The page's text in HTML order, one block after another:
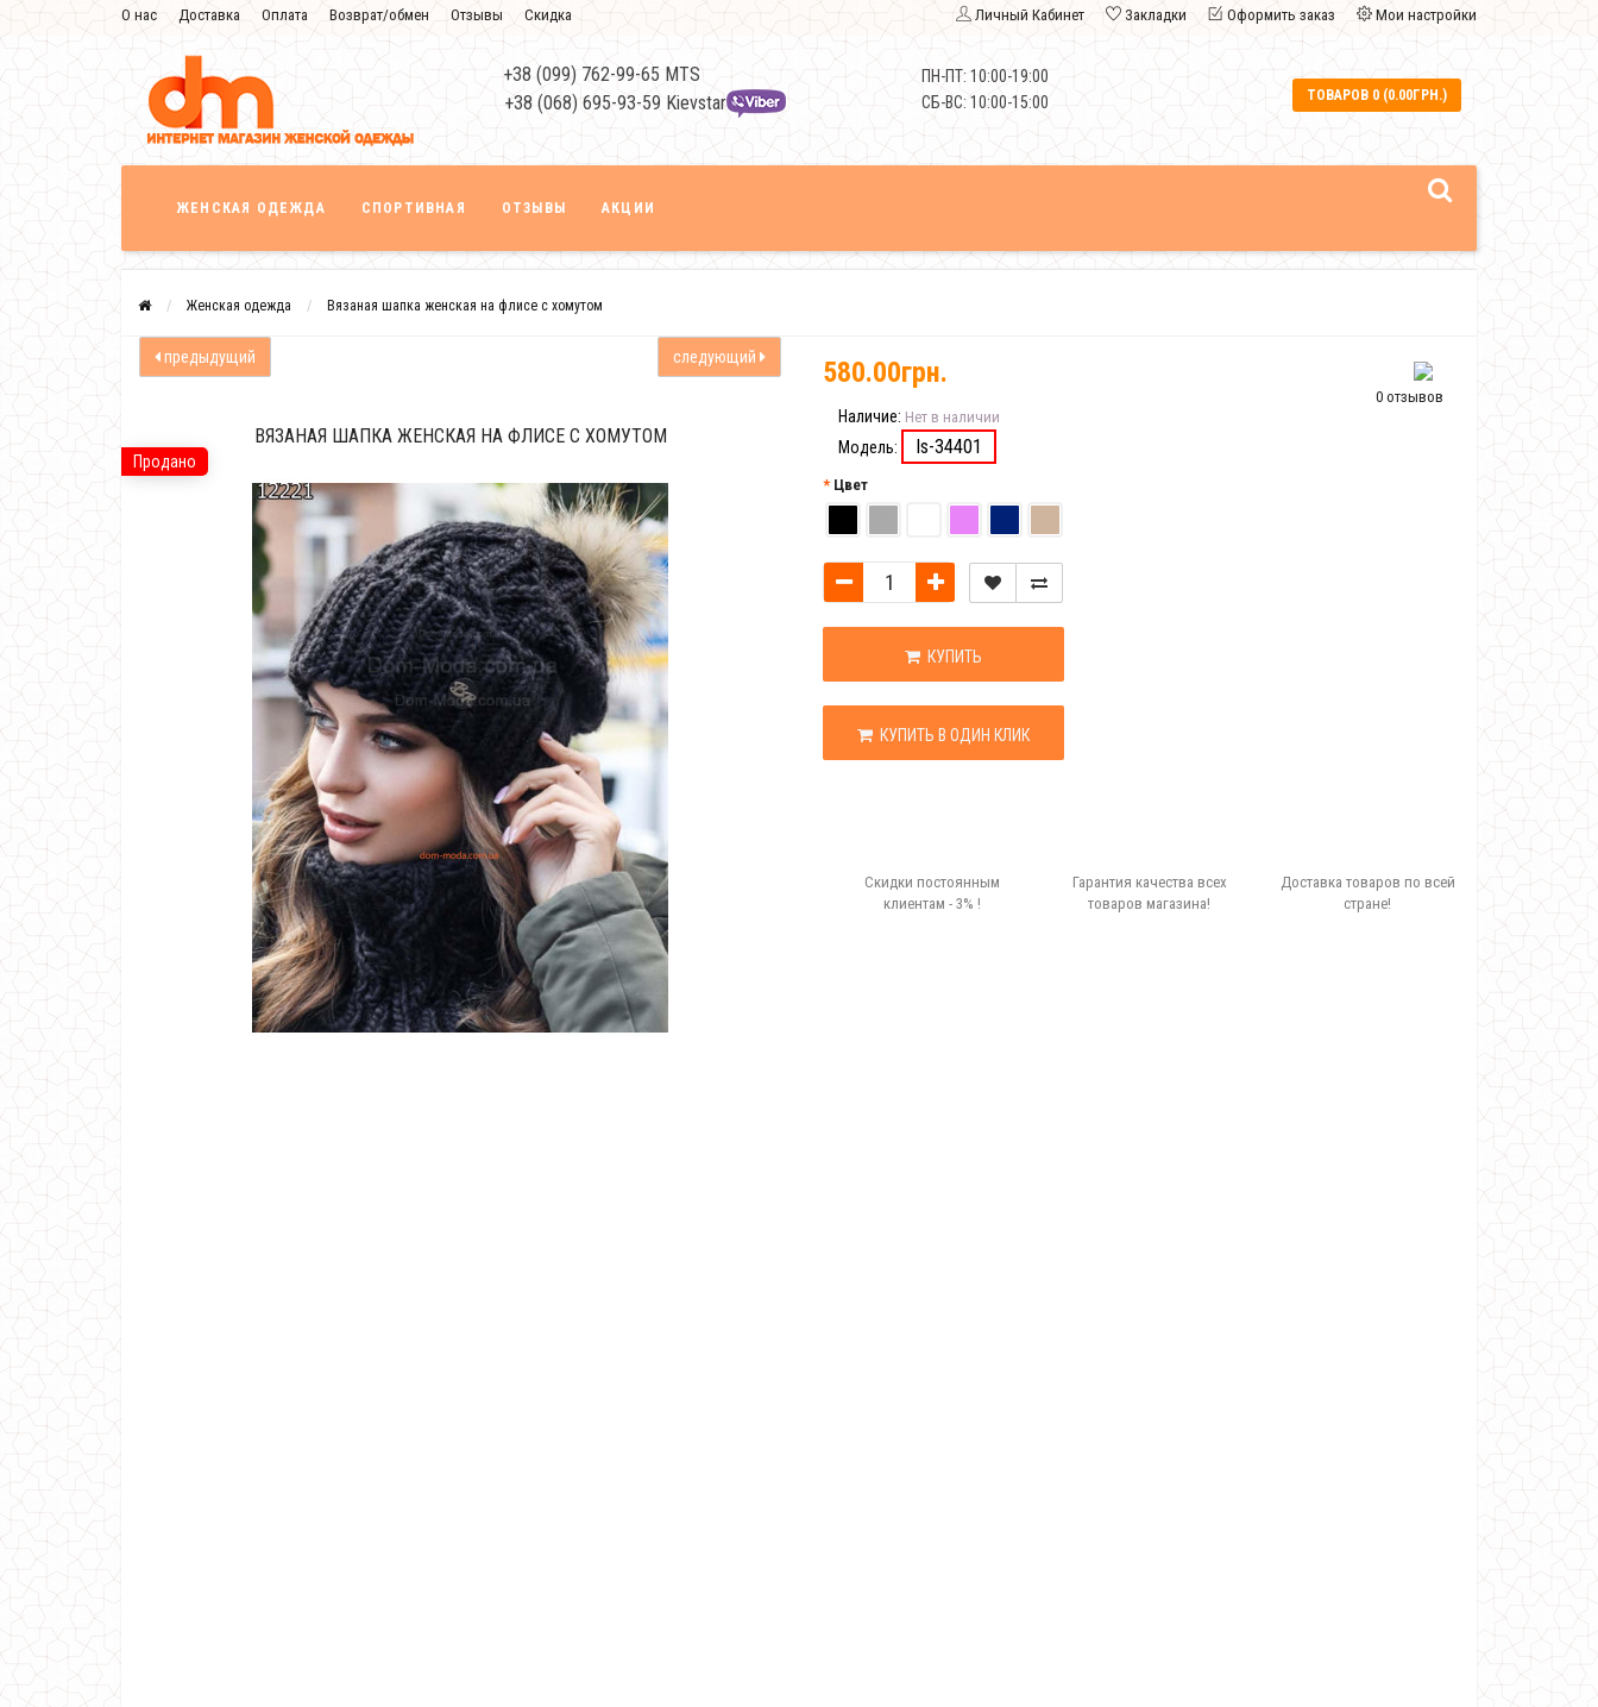
О нас Доставка Оплата Возврат/обмен Отзывы Скидка Личный Кабинет Закладки Оформить заказ Мои настройки
+38 (099) 762-99-65 MTS
+38 (068) 695-93-59 Kievstar
ПН-ПТ: 10:00-19:00
СБ-ВС: 10:00-15:00
ТОВАРОВ 0 (0.00ГРН.)
ЖЕНСКАЯ ОДЕЖДА СПОРТИВНАЯ ОТЗЫВЫ АКЦИИ
Женская одежда Вязаная шапка женская на флисе с хомутом
предыдущий следующий
Продано
ВЯЗАНАЯ ШАПКА ЖЕНСКАЯ НА ФЛИСЕ С ХОМУТОМ
0 отзывов
580.00грн.
Наличие: Нет в наличии
Модель: Is-34401
Цвет
КУПИТЬ
КУПИТЬ В ОДИН КЛИК
Скидки постоянным
клиентам - 3% !
Гарантия качества всех
товаров магазина!
Доставка товаров по всей
стране!